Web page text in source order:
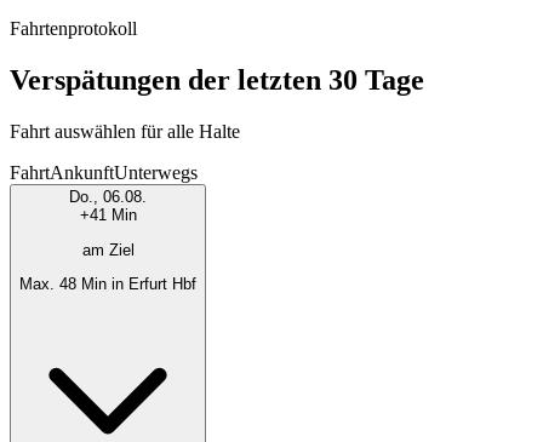
Fahrtenprotokoll
Verspätungen der letzten 30 Tage
Fahrt auswählen für alle Halte
FahrtAnkunftUnterwegs
Do., 06.08.
+41 Min
am Ziel
Max. 48 Min in Erfurt Hbf